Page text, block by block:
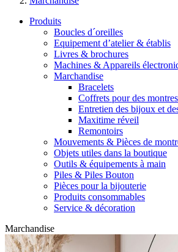
Produits
Boucles d´oreilles
Equipement d’atelier & établis
Livres & brochures
Machines & Appareils
Marchandise
Bracelets
Coffrets pour des
Entretien des bijoux et
Maxitime réveil
Remontoirs
Mouvements & Pièces de
Objets utiles dans la boutique
Outils & équipements à main
Piles & Piles Bouton
Pièces pour la bijouterie
Produits consommables
Service & décoration
Marchandise